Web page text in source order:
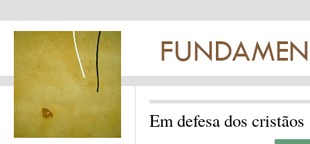
Em defesa dos cristãos